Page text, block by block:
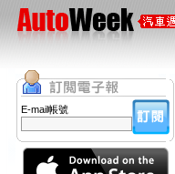
E-mail帳號